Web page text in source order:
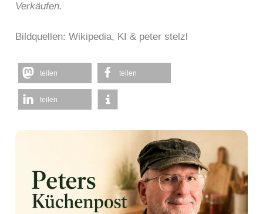
Verkäufen.
Bildquellen: Wikipedia, KI & peter stelzl
teilen teilen
teilen